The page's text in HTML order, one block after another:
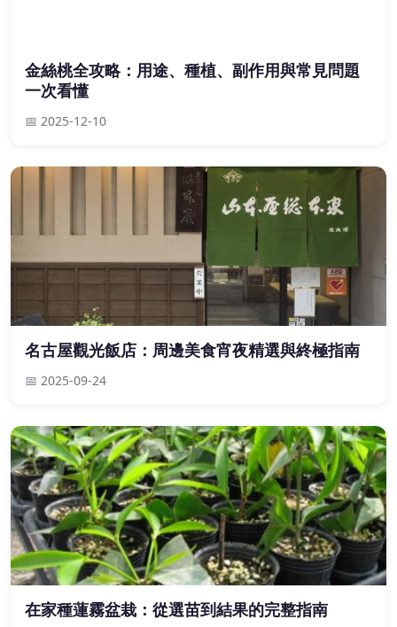
金絲桃全攻略：用途、種植、副作用與常見問題
一次看懂
📅 2025-12-10
名古屋觀光飯店：周邊美食宵夜精選與終極指南
📅 2025-09-24
在家種蓮霧盆栽：從選苗到結果的完整指南